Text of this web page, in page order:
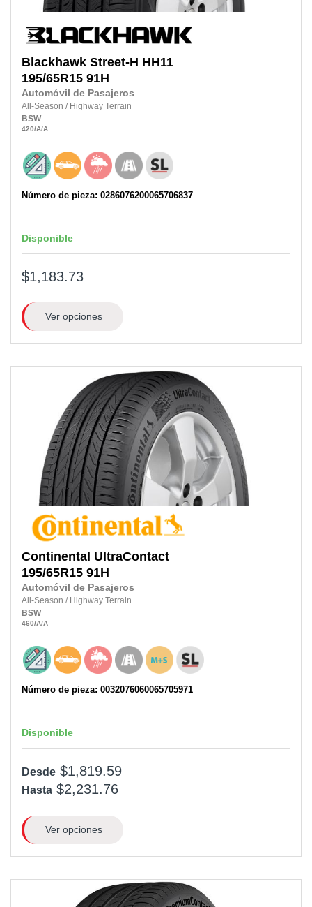
Blackhawk Street-H HH11
195/65R15 91H
Automóvil de Pasajeros
All-Season / Highway Terrain
BSW
420/A/A
Número de pieza: 0286076200065706837
Disponible
$1,183.73
Ver opciones
Continental UltraContact
195/65R15 91H
Automóvil de Pasajeros
All-Season / Highway Terrain
BSW
460/A/A
Número de pieza: 0032076060065705971
Disponible
Desde $1,819.59
Hasta $2,231.76
Ver opciones